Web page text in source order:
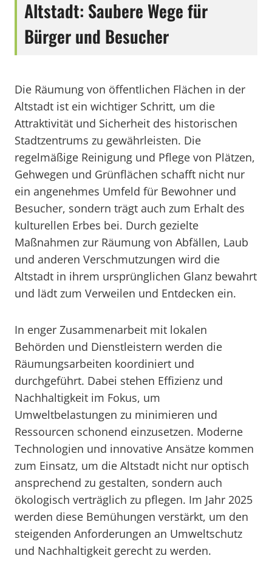
Altstadt: Saubere Wege für
Bürger und Besucher
Die Räumung von öffentlichen Flächen in der
Altstadt ist ein wichtiger Schritt, um die
Attraktivität und Sicherheit des historischen
Stadtzentrums zu gewährleisten. Die
regelmäßige Reinigung und Pflege von Plätzen,
Gehwegen und Grünflächen schafft nicht nur
ein angenehmes Umfeld für Bewohner und
Besucher, sondern trägt auch zum Erhalt des
kulturellen Erbes bei. Durch gezielte
Maßnahmen zur Räumung von Abfällen, Laub
und anderen Verschmutzungen wird die
Altstadt in ihrem ursprünglichen Glanz bewahrt
und lädt zum Verweilen und Entdecken ein.
In enger Zusammenarbeit mit lokalen
Behörden und Dienstleistern werden die
Räumungsarbeiten koordiniert und
durchgeführt. Dabei stehen Effizienz und
Nachhaltigkeit im Fokus, um
Umweltbelastungen zu minimieren und
Ressourcen schonend einzusetzen. Moderne
Technologien und innovative Ansätze kommen
zum Einsatz, um die Altstadt nicht nur optisch
ansprechend zu gestalten, sondern auch
ökologisch verträglich zu pflegen. Im Jahr 2025
werden diese Bemühungen verstärkt, um den
steigenden Anforderungen an Umweltschutz
und Nachhaltigkeit gerecht zu werden.